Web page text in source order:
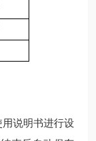
用说明书进行设